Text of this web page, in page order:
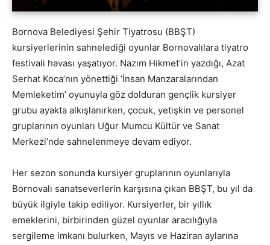
Bornova Belediyesi Şehir Tiyatrosu (BBŞT)
kursiyerlerinin sahnelediği oyunlar Bornovalılara tiyatro
festivali havası yaşatıyor. Nazım Hikmet’in yazdığı, Azat
Serhat Koca’nın yönettiği ‘İnsan Manzaralarından
Memleketim’ oyunuyla göz dolduran gençlik kursiyer
grubu ayakta alkışlanırken, çocuk, yetişkin ve personel
gruplarının oyunları Uğur Mumcu Kültür ve Sanat
Merkezi’nde sahnelenmeye devam ediyor.
Her sezon sonunda kursiyer gruplarının oyunlarıyla
Bornovalı sanatseverlerin karşısına çıkan BBŞT, bu yıl da
büyük ilgiyle takip ediliyor. Kursiyerler, bir yıllık
emeklerini, birbirinden güzel oyunlar aracılığıyla
sergileme imkanı bulurken, Mayıs ve Haziran aylarına